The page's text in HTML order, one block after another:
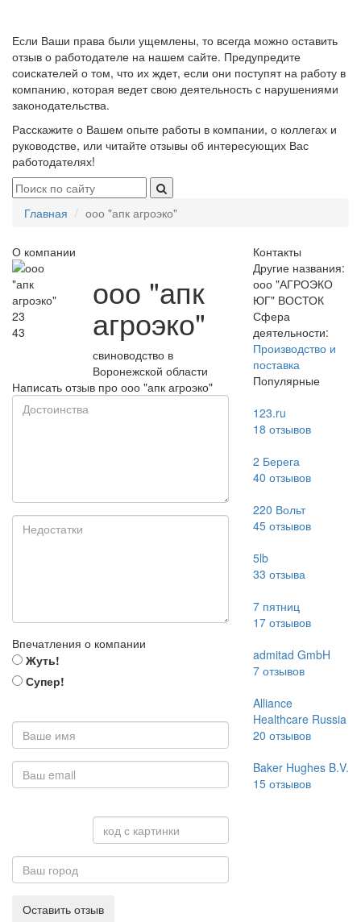
Если Ваши права были ущемлены, то всегда можно оставить
отзыв о работодателе на нашем сайте. Предупредите
соискателей о том, что их ждет, если они поступят на работу в
компанию, которая ведет свою деятельность с нарушениями
законодательства.
Расскажите о Вашем опыте работы в компании, о коллегах и
руководстве, или читайте отзывы об интересующих Вас
работодателях!
Главная ооо "апк агроэко"
О компании
23
43
ооо "апк
агроэко"
свиноводство в
Воронежской области
Написать отзыв про ооо "апк агроэко"
Впечатления о компании
Жуть!
Супер!
Оставить отзыв
Контакты
Другие названия:
ооо "АГРОЭКО
ЮГ" ВОСТОК
Сфера
деятельности:
Производство и
поставка
Популярные
123.ru
18 отзывов
2 Берега
40 отзывов
220 Вольт
45отзывов
5lb
33 отзыва
7 пятниц
17отзывов
admitad GmbH
7отзывов
Alliance
Healthcare Russia
20 отзывов
Baker Hughes B.V.
15отзывов